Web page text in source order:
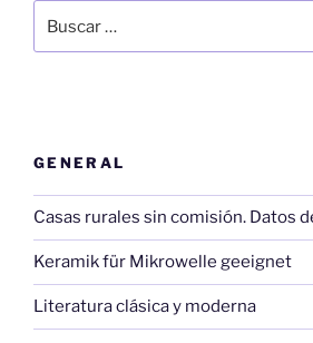
por:
GENERAL
Casas rurales sin comisión. Datos
Keramik für Mikrowelle geeignet
Literatura clásica y moderna